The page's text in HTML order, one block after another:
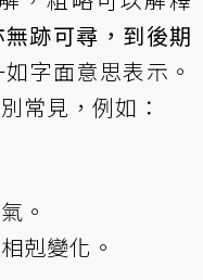
跡可尋，到後期
如字面意思表示。
常見，例如：
。
剋變化。